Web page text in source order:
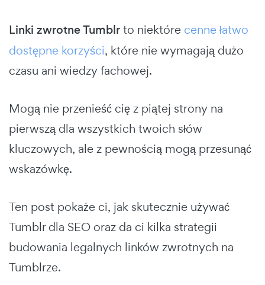
Linki zwrotne Tumblrto niektóre cenne łatwo
dostępne korzyści, które nie wymagają dużo
czasu ani wiedzy fachowej.
Mogą nie przenieść cię z piątej strony na
pierwszą dla wszystkich twoich słów
kluczowych, ale z pewnością mogą przesunąć
wskazówkę.
Ten post pokaże ci, jak skutecznie używać
Tumblr dla SEO oraz da ci kilka strategii
budowania legalnych linków zwrotnych na
Tumblrze.